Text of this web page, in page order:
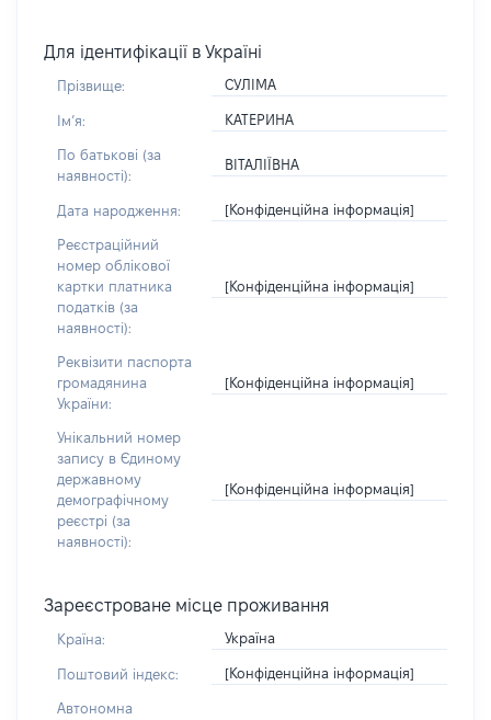
Для ідентифікації в Україні
Прізвище: СУЛІМА
Імʼя: КАТЕРИНА
По батькові (за
наявності):
ВІТАЛІЇВНА
Дата народження: [Конфіденційна інформація]
Реєстраційний
номер облікової
картки платника
податків (за
наявності):
[Конфіденційна інформація]
Реквізити паспорта
громадянина
України:
[Конфіденційна інформація]
Унікальний номер
запису в Єдиному
державному
демографічному
реєстрі (за
наявності):
[Конфіденційна інформація]
Зареєстроване місце проживання
Країна: Україна
Поштовий індекс: [Конфіденційна інформація]
Автономна